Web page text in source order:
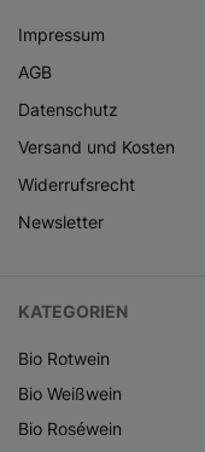
Impressum
AGB
Datenschutz
Versand und Kosten
Widerrufsrecht
Newsletter
KATEGORIEN
Bio Rotwein
Bio Weißwein
Bio Roséwein